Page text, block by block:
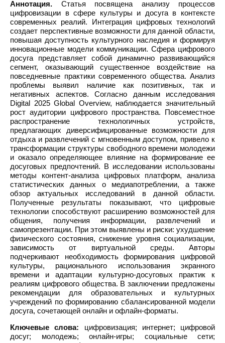
Аннотация. Статья посвящена анализу процессов
цифровизации в сфере культуры и досуга в контексте
современных реалий. Интеграция цифровых технологий
создает перспективные возможности для данной области,
повышая доступность культурного наследия и формируя
инновационные модели коммуникации. Сфера цифрового
досуга представляет собой динамично развивающийся
сегмент, оказывающий существенное воздействие на
повседневные практики современного общества. Анализ
проблемы выявил наличие как позитивных, так и
негативных аспектов. Согласно данным исследования
Digital 2025 Global Overview, наблюдается значительный
рост аудитории цифрового пространства. Повсеместное
распространение технологичных устройств,
предлагающих диверсифицированные возможности для
отдыха и развлечений с мгновенным доступом, привело к
трансформации структуры свободного времени молодежи
и оказало определяющее влияние на формирование ее
досуговых предпочтений. В исследовании использованы
методы контент-анализа цифровых платформ, анализа
статистических данных о медиапотреблении, а также
обзор актуальных исследований в данной области.
Полученные результаты показывают, что цифровые
технологии способствуют расширению возможностей для
общения, получения информации, развлечений и
самопрезентации. При этом выявлены и риски: ухудшение
физического состояния, снижение уровня социализации,
зависимость от виртуальной среды. Авторы
подчеркивают необходимость формирования цифровой
культуры, рационального использования экранного
времени и адаптации культурно-досуговых практик к
реалиям цифрового общества. В заключении предложены
рекомендации для образовательных и культурных
учреждений по формированию сбалансированной модели
досуга, сочетающей онлайн и офлайн-форматы.
Ключевые слова: цифровизация; интернет; цифровой
досуг; молодежь; онлайн-игры; социальные сети;